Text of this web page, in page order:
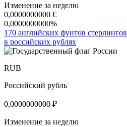
Изменение за неделю
0,0000000000 €
0,0000000000%
170 английских фунтов стерлингов
в российских рублях
RUB
Российский рубль
0,0000000000 ₽
Изменение за неделю